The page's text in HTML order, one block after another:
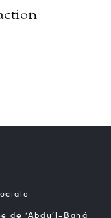
de ‘Abdu’l-Bahá